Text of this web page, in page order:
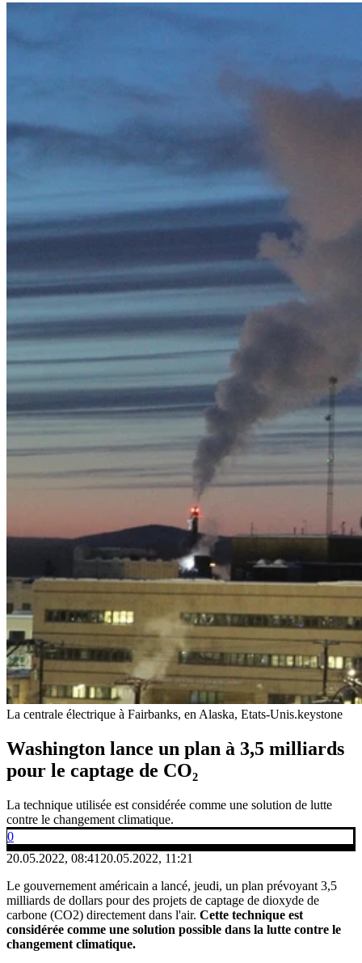
La centrale électrique à Fairbanks, en Alaska, Etats-Unis.keystone
Washington lance un plan à 3,5 milliards
pour le captage de CO₂
La technique utilisée est considérée comme une solution de lutte
contre le changement climatique.
0
20.05.2022, 08:41 20.05.2022, 11:21
Le gouvernement américain a lancé, jeudi, un plan prévoyant 3,5
milliards de dollars pour des projets de captage de dioxyde de
carbone (CO2) directement dans l'air. Cette technique est
considérée comme une solution possible dans la lutte contre le
changement climatique.